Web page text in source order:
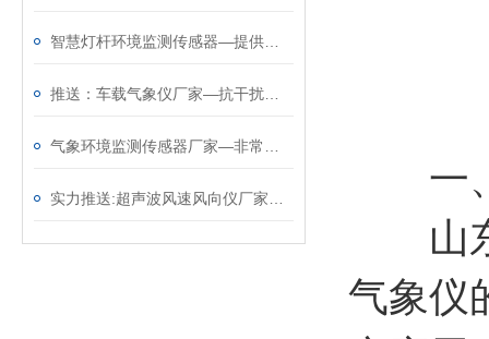
一
山东
气象仪